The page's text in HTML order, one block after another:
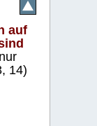
auf
14)